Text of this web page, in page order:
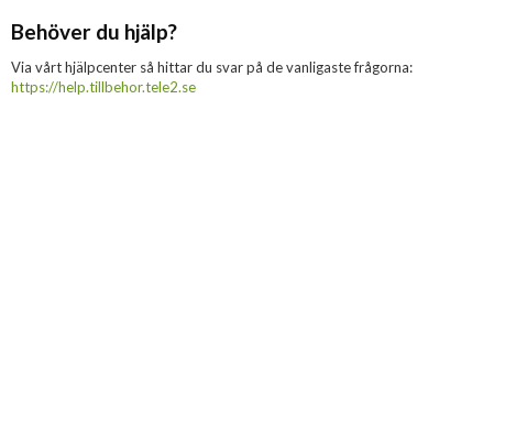
Behöver du hjälp?
Via vårt hjälpcenter så hittar du svar på de vanligaste frågorna:
https://help.tillbehor.tele2.se